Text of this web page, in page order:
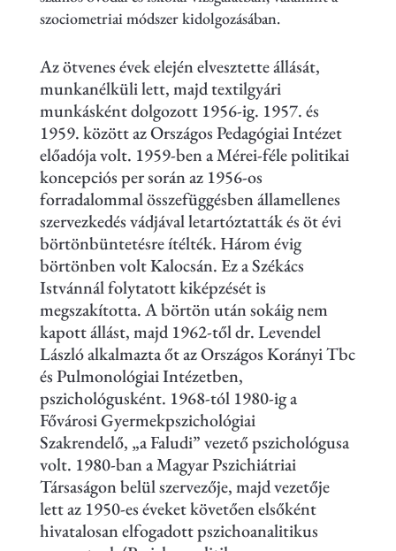
szociometriai módszer kidolgozásában.
Az ötvenes évek elején elvesztette állását,
munkanélküli lett, majd textilgyári
munkásként dolgozott 1956-ig. 1957. és
1959. között az Országos Pedagógiai Intézet
előadója volt. 1959-ben a Mérei-féle politikai
koncepciós per során az 1956-os
forradalommal összefüggésben államellenes
szervezkedés vádjával letartóztatták és öt évi
börtönbüntetésre ítélték. Három évig
börtönben volt Kalocsán. Ez a Székács
Istvánnál folytatott kiképzését is
megszakította. A börtön után sokáig nem
kapott állást, majd 1962-től dr. Levendel
László alkalmazta őt az Országos Korányi Tbc
és Pulmonológiai Intézetben,
pszichológusként. 1968-tól 1980-ig a
Fővárosi Gyermekpszichológiai
Szakrendelő, „a Faludi”vezető pszichológusa
volt. 1980-ban a Magyar Pszichiátriai
Társaságon belül szervezője, majd vezetője
lett az 1950-es éveket követően elsőként
hivatalosan elfogadott pszichoanalitikus